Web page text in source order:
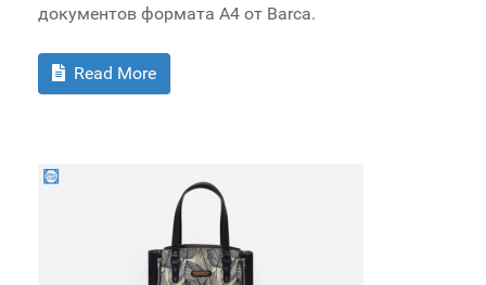
документов формата А4 от Barca.
Read More